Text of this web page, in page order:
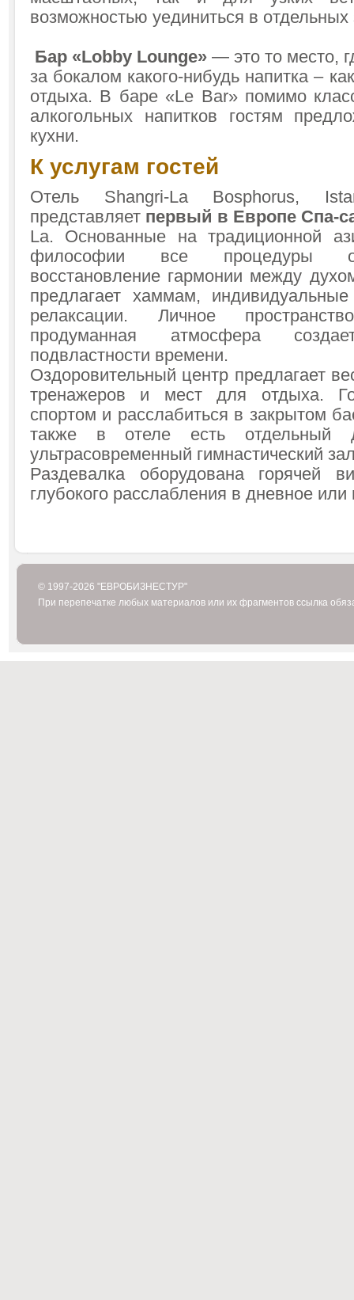
возможностью уединиться в отдельных
Бар «Lobby Lounge» — это то место,
за бокалом какого-нибудь напитка –
отдыха. В баре «Le Bar» помимо
алкогольных напитков гостям
кухни.
К услугам гостей
Отель Shangri-La Bosphorus,
представляет первый в Европе Спа-
La. Основанные на традиционной
философии все процедуры
восстановление гармонии между
предлагает хаммам,
релаксации. Личное
продуманная атмосфера
подвластности времени.
Оздоровительный центр предлагает
тренажеров и мест для отдыха.
спортом и расслабиться в закрытом
также в отеле есть отдельный
ультрасовременный гимнастический
Раздевалка оборудована горячей
глубокого расслабления в дневное
© 1997-2026 "ЕВРОБИЗНЕСТУР"
При перепечатке любых материалов или их фрагментов ссылка